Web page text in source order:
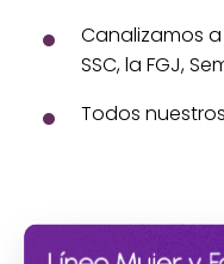
Canalizamos
SSC, la FGJ,
Todos